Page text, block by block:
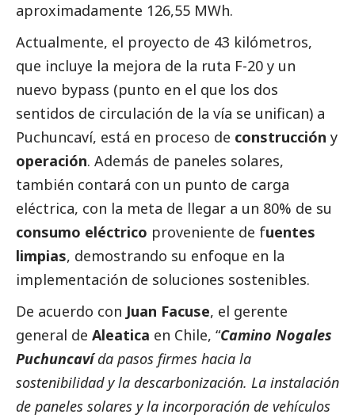
aproximadamente 126,55 MWh.
Actualmente, el proyecto de 43 kilómetros,
que incluye la mejora de la ruta F-20 y un
nuevo bypass (punto en el que los dos
sentidos de circulación de la vía se unifican) a
Puchuncaví, está en proceso de construcción y
operación. Además de paneles solares,
también contará con un punto de carga
eléctrica, con la meta de llegar a un 80% de su
consumo eléctrico proveniente de fuentes
limpias, demostrando su enfoque en la
implementación de soluciones sostenibles.
De acuerdo con Juan Facuse, el gerente
general de Aleatica en Chile, “Camino Nogales
Puchuncavída pasos firmes hacia la
sostenibilidad y la descarbonización. La instalación
de paneles solares y la incorporación de vehículos